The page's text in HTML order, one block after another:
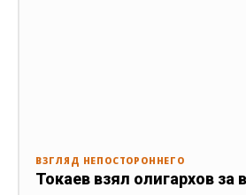
ВЗГЛЯД НЕПОСТОРОННЕГО
Токаев взял олигархов за